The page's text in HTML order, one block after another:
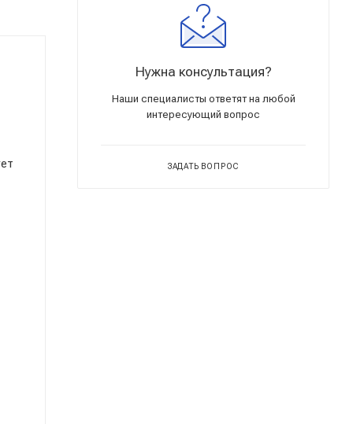
Нужна консультация?
Наши специалисты ответят на любой
интересующий вопрос
ЗАДАТЬ ВОПРОС